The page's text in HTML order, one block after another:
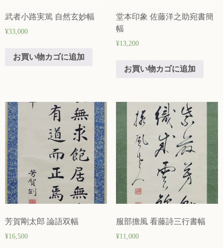
武者小路実篤 自然玄妙幅
¥33,000
お買い物カゴに追加
堂本印象 佐藤洋之助宛書簡
幅
¥13,200
お買い物カゴに追加
芳賀剛太郎 論語双幅
¥16,500
服部擔風 看藤詩三行書幅
¥11,000